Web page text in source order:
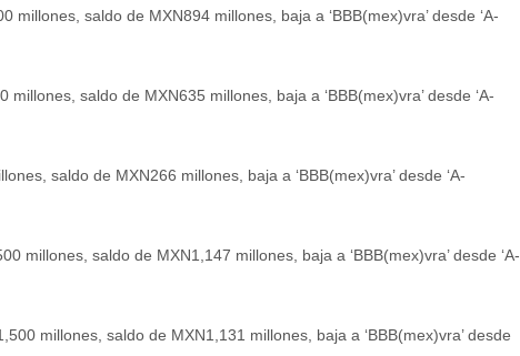
saldo de MXN894 millones, baja a ‘BBB(mex)vra’ desde ‘A-
saldo de MXN635 millones, baja a ‘BBB(mex)vra’ desde ‘A-
saldo de MXN266 millones, baja a ‘BBB(mex)vra’ desde ‘A-
millones, saldo de MXN1,147 millones, baja a ‘BBB(mex)vra’ desde ‘A-
millones, saldo de MXN1,131 millones, baja a ‘BBB(mex)vra’ desde